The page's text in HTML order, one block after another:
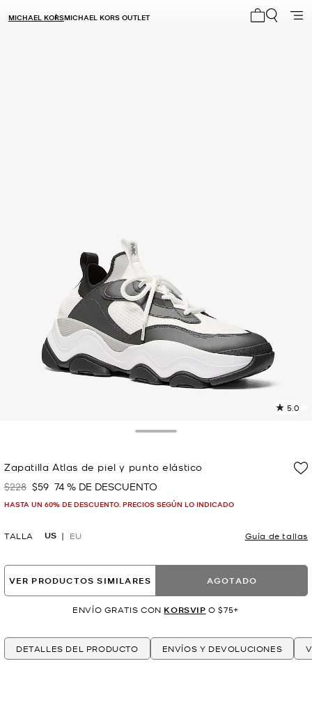
MICHAEL KORSMICHAEL KORS OUTLET
5.0
Zapatilla Atlas de piel y punto elástico
Era
$228 Ahora
$59 74 % DE DESCUENTO
HASTA UN 60% DE DESCUENTO. PRECIOS SEGÚN LO INDICADO
TALLA US EU Guía de tallas
VER PRODUCTOS SIMILARES AGOTADO
ENVÍO GRATIS CON KORSVIP O $75+
DETALLES DEL PRODUCTO ENVÍOS Y DEVOLUCIONES